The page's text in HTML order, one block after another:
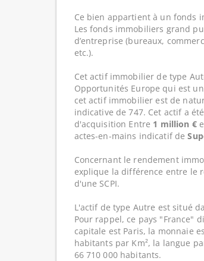
Ce bien appartient à un fonds
Les fonds immobiliers grand
d’entreprise (bureaux,
etc.).
Cet actif immobilier de type
Opportunités Europe qui est
cet actif immobilier est de
indicative de 747. Cet actif a
d'acquisition Entre 1 million €
actes-en-mains indicatif de
Concernant le rendement
explique la différence entre le
d'une SCPI.
L'actif de type Autre est situé
Pour rappel, ce pays "France"
capitale est Paris, la monnaie
habitants par Km², la langue
66 710 000 habitants.